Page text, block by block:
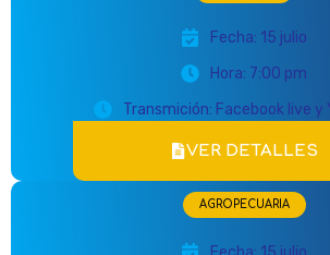
Fecha: 15 julio
Hora: 7:00 pm
Transmición: Facebook live y
VER DETALLES
AGROPECUARIA